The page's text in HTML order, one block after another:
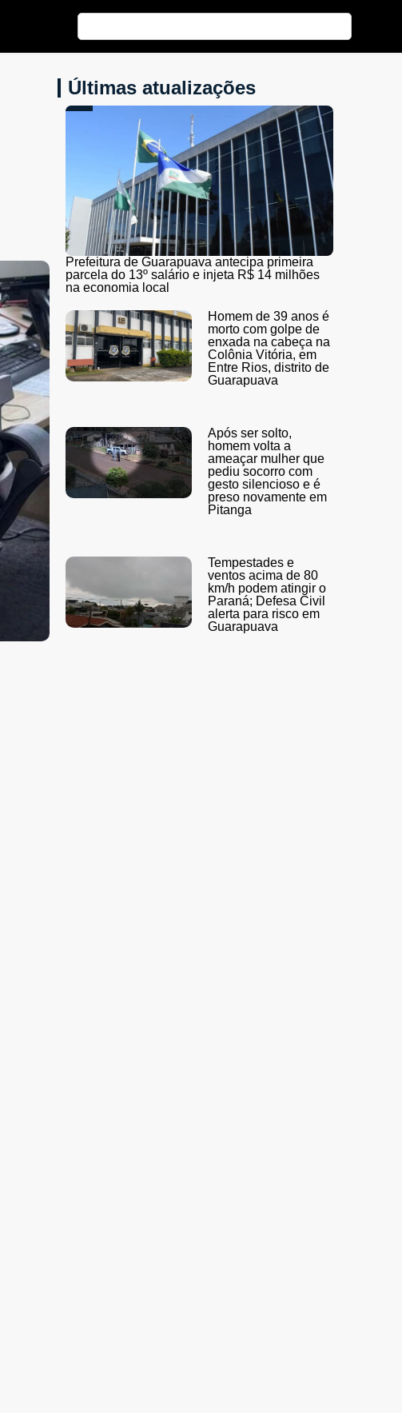
Últimas atualizações
Prefeitura de Guarapuava antecipa primeira
parcela do 13º salário e injeta R$ 14 milhões
na economia local
Homem de 39 anos é
morto com golpe de
enxada na cabeça na
Colônia Vitória, em
Entre Rios, distrito de
Guarapuava
Após ser solto,
homem volta a
ameaçar mulher que
pediu socorro com
gesto silencioso e é
preso novamente em
Pitanga
Tempestades e
ventos acima de 80
km/h podem atingir o
Paraná; Defesa Civil
alerta para risco em
Guarapuava